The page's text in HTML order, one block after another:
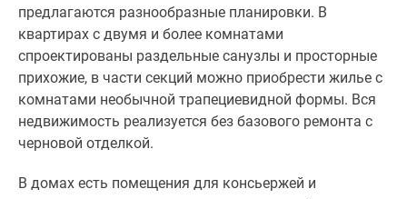
ипотека
Квартиры
скидками
Новостройки
премиум-
предлагаются разнообразные планировки. В
квартирах с двумя и более комнатами
спроектированы раздельные санузлы и просторные
прихожие, в части секций можно приобрести жилье с
комнатами необычной трапециевидной формы. Вся
недвижимость реализуется без базового ремонта с
черновой отделкой.
В домах есть помещения для консьержей и